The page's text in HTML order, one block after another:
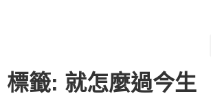
標籤: 就怎麼過今生